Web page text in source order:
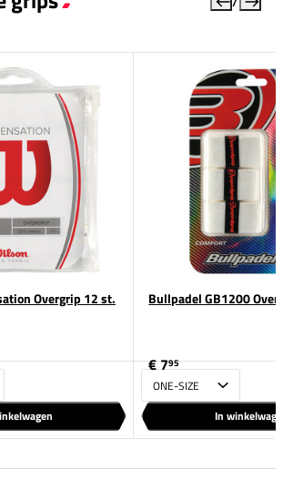
Overgrip 12 st. Bullpadel GB1200
€ 795
Maat
In